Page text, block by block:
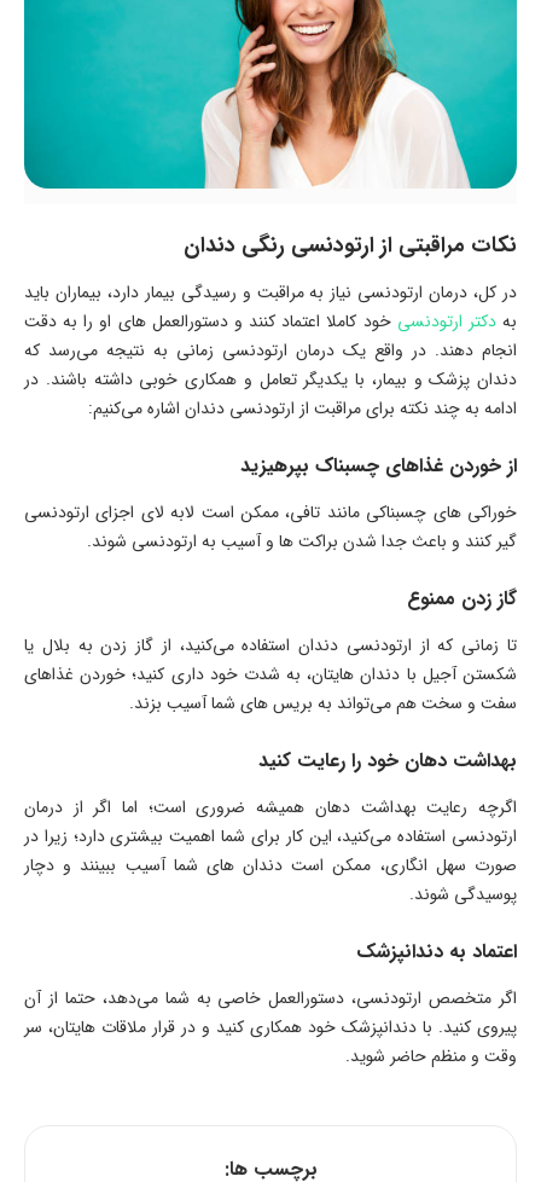
نکات مراقبتی از ارتودنسی رنگی دندان
در کل، درمان ارتودنسی نیاز به مراقبت و رسیدگی بیمار دارد، بیماران باید
بهدکتر ارتودنسی خود کاملا اعتماد کنند و دستورالعمل های او را به دقت
انجام دهند. در واقع یک درمان ارتودنسی زمانی به نتیجه می‌رسد که
دندان پزشک و بیمار، با یکدیگر تعامل و همکاری خوبی داشته باشند. در
ادامه به چند نکته برای مراقبت از ارتودنسی دندان اشاره می‌کنیم:
از خوردن غذاهای چسبناک بپرهیزید
خوراکی های چسبناکی مانند تافی، ممکن است لابه لای اجزای ارتودنسی
گیر کنند و باعث جدا شدن براکت ها و آسیب به ارتودنسی شوند.
گاز زدن ممنوع
تا زمانی که از ارتودنسی دندان استفاده می‌کنید، از گاز زدن به بلال یا
شکستن آجیل با دندان هایتان، به شدت خود داری کنید؛ خوردن غذاهای
سفت و سخت هم می‌تواند به بریس های شما آسیب بزند.
بهداشت دهان خود را رعایت کنید
اگرچه رعایت بهداشت دهان همیشه ضروری است؛ اما اگر از درمان
ارتودنسی استفاده می‌کنید، این کار برای شما اهمیت بیشتری دارد؛ زیرا در
صورت سهل انگاری، ممکن است دندان های شما آسیب ببینند و دچار
پوسیدگی شوند.
اعتماد به دندانپزشک
اگر متخصص ارتودنسی، دستورالعمل خاصی به شما می‌دهد، حتما از آن
پیروی کنید. با دندانپزشک خود همکاری کنید و در قرار ملاقات هایتان، سر
وقت و منظم حاضر شوید.
برچسب ها: